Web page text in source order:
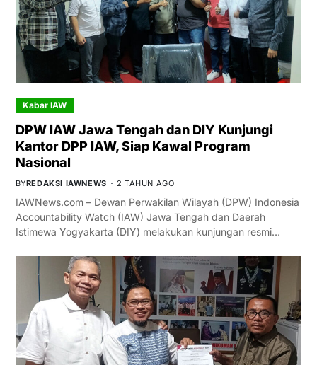
Kabar IAW
DPW IAW Jawa Tengah dan DIY Kunjungi
Kantor DPP IAW, Siap Kawal Program
Nasional
BYREDAKSI IAWNEWS 2 TAHUN AGO
IAWNews.com – Dewan Perwakilan Wilayah (DPW) Indonesia
Accountability Watch (IAW) Jawa Tengah dan Daerah
Istimewa Yogyakarta (DIY) melakukan kunjungan resmi…